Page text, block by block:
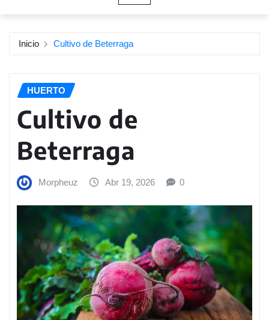
Inicio Cultivo de Beterraga
HUERTO
Cultivo de
Beterraga
Morpheuz Abr 19, 2026 0